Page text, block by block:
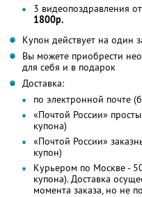
3 видеопоздравления
1800р.
Купон действует на один
Вы можете приобрести
для себя и в подарок
Доставка:
по электронной почте
«Почтой России»
купона)
«Почтой России»
купон)
Курьером по Москве -
купона). Доставка
момента заказа, но не